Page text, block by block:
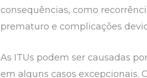
consequências, como
prematuro e complicações
As ITUs podem ser causadas
em alguns casos excepcionais.